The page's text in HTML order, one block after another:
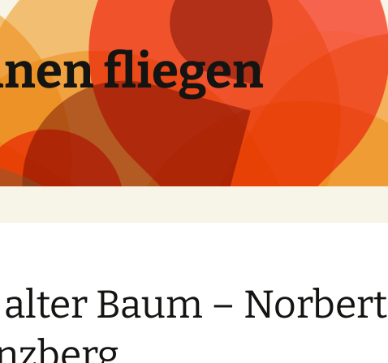
fliegen
alter Baum – Norbert